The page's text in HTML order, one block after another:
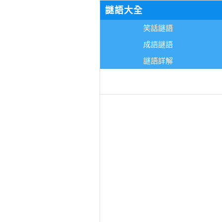
謎語大全
笑話謎語
成語謎語
謎語詳解